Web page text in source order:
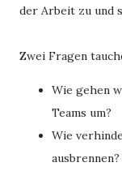
der Arbeit zu und
Zwei Fragen
Wie gehen
Teams um?
Wie
ausbrennen?